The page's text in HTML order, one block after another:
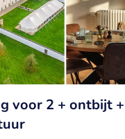
voor 2 + ontbijt